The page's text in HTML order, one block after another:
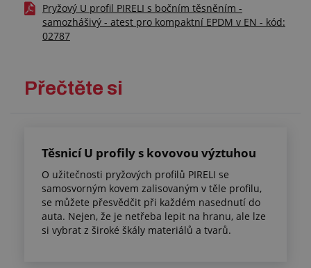
Pryžový U profil PIRELI s bočním těsněním -
samozhášivý - atest pro kompaktní EPDM v EN - kód:
02787
Přečtěte si
Těsnicí U profily s kovovou výztuhou
O užitečnosti pryžových profilů PIRELI se
samosvorným kovem zalisovaným v těle profilu,
se můžete přesvědčit při každém nasednutí do
auta. Nejen, že je netřeba lepit na hranu, ale lze
si vybrat z široké škály materiálů a tvarů.